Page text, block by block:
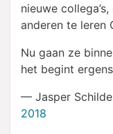
nieuwe
anderen te leren
Nu gaan ze
het begint
— Jasper
2018